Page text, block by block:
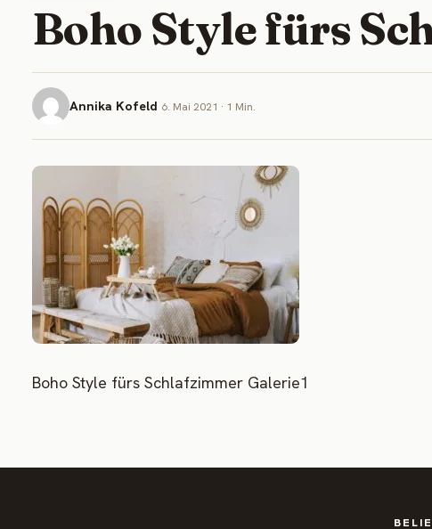
Boho Style fürs
Annika Kofeld 6. Mai 2021 · 1 Min.
Boho Style fürs Schlafzimmer Galerie1